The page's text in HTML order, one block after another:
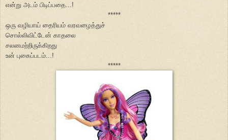
என்று அடம் பிடிப்பதை...!
*****
ஒரு வழியாய் தைரியம் வரவழைத்துச்
சொல்லிவிட்டேன் காதலை
சலனமற்றிருக்கிறது
உன் புகைப்படம்...!
*****